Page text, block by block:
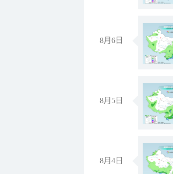
8月6日
8月5日
8月4日